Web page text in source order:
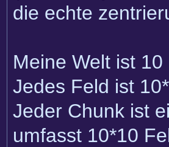
die echte
Meine Welt ist
Jedes Feld ist
Jeder Chunk ist
umfasst 10*10